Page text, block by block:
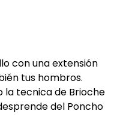
con una extensión
tus hombros.
la tecnica de Brioche
del Poncho